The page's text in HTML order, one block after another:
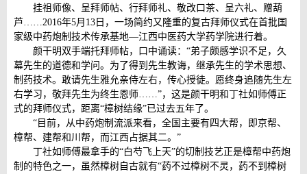
挂祖师像、呈拜师帖、行拜师礼、敬改口茶、呈六礼、赠葫
芦……2016年5月13日，一场简约又隆重的复古拜师仪式在首批国
家级中药炮制技术传承基地—江西中医药大学药学院进行着。
颜干明双手端托拜师帖，口中诵读：“弟子颇感学识不足，久
幕先生的道德和学问。为了得到先生教诲，继承先生的学术思想、
制药技术。敢请先生雅允亲侍左右，传心授徒。愿终身追随先生左
右学习，敬拜先生为终生恩师……”，这是颜干明和丁社如师傅正
式的拜师仪式，距离“樟树结缘”已过去五年了。
“目前，从中药炮制流派来看，全国主要有四大帮，即京帮、
樟帮、建帮和川帮，而江西占据其二。”
丁社如师傅最拿手的“白芍飞上天”的切制技艺正是樟帮中药炮
制的特色之一，虽然樟树自古就有“药不过樟树不灵，药不到樟树